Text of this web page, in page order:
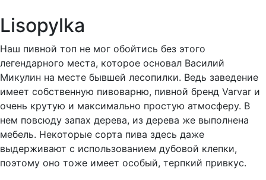
Lisopylka
Наш пивной топ не мог обойтись без этого
легендарного места, которое основал Василий
Микулин на месте бывшей лесопилки. Ведь заведение
имеет собственную пивоварню, пивной бренд Varvar и
очень крутую и максимально простую атмосферу. В
нем повсюду запах дерева, из дерева же выполнена
мебель. Некоторые сорта пива здесь даже
выдерживают с использованием дубовой клепки,
поэтому оно тоже имеет особый, терпкий привкус.